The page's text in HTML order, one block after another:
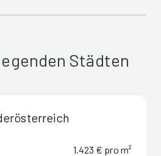
Städten
1.423 € pro m²